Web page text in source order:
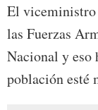
El viceministro
las Fuerzas
Nacional y eso
población esté